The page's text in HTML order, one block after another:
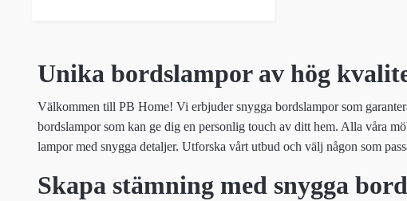
Unika bordslampor av hög
Välkommen till PB Home! Vi erbjuder snygga bordslampor som
bordslampor som kan ge dig en personlig touch av ditt hem. Alla våra
lampor med snygga detaljer. Utforska vårt utbud och välj någon som
Skapa stämning med snygga